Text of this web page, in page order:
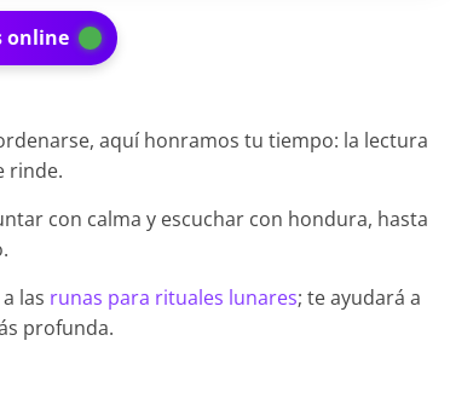
online
aquí honramos tu tiempo: la lectura
rinde.
con calma y escuchar con hondura, hasta
las runas para rituales lunares; te ayudará a
profunda.